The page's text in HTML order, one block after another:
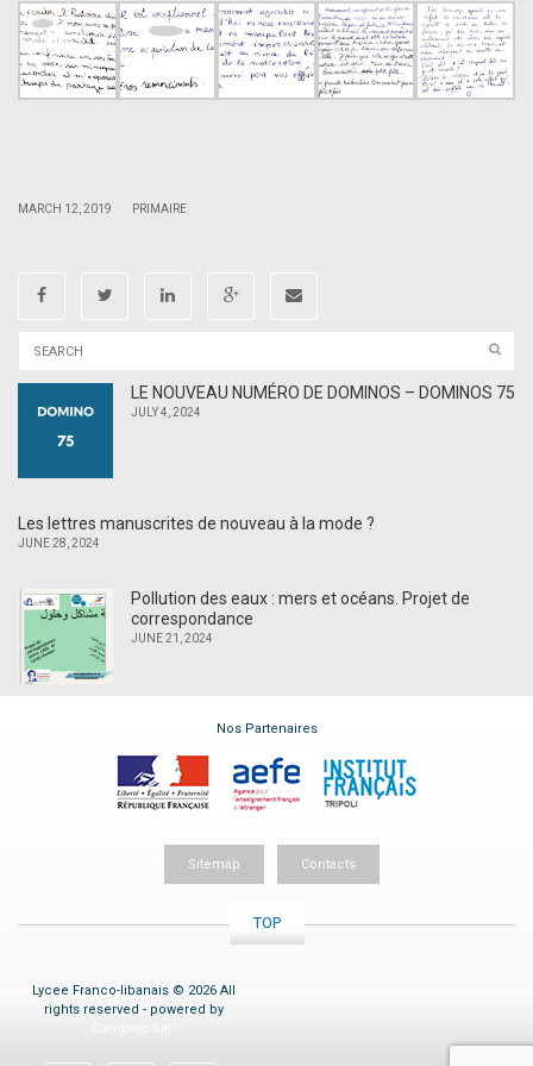
MARCH 12, 2019 PRIMAIRE
LE NOUVEAU NUMÉRO DE DOMINOS – DOMINOS 75
JULY 4, 2024
Les lettres manuscrites de nouveau à la mode ?
JUNE 28, 2024
Pollution des eaux : mers et océans. Projet de
correspondance
JUNE 21, 2024
Nos Partenaires
Sitemap Contacts
TOP
Lycee Franco-libanais © 2026 All
rights reserved - powered by